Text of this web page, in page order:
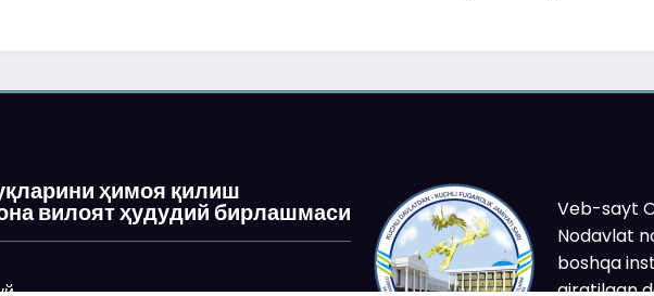
ҳимоя қилиш
вилоят ҳудудий бирлашмаси
Veb-sayt
Nodavlat
boshqa
ajratilgan